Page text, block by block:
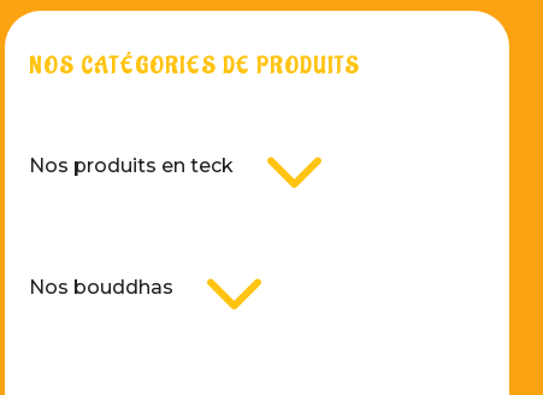
NOS CATÉGORIES DE PRODUITS
Nos produits en teck 3
Nos bouddhas
3